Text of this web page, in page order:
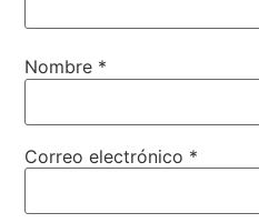
Nombre *
Correo electrónico *